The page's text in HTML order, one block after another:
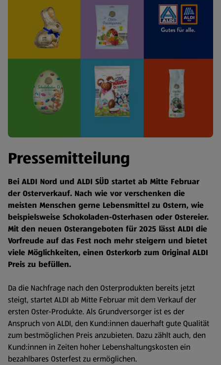
Pressemitteilung
Bei ALDI Nord und ALDI SÜD startet ab Mitte Februar
der Osterverkauf. Nach wie vor verschenken die
meisten Menschen gerne Lebensmittel zu Ostern, wie
beispielsweise Schokoladen-Osterhasen oder Ostereier.
Mit den neuen Osterangeboten für 2025 lässt ALDI die
Vorfreude auf das Fest noch mehr steigern und bietet
viele Möglichkeiten, einen Osterkorb zum Original ALDI
Preis zu befüllen.
Da die Nachfrage nach den Osterprodukten bereits jetzt
steigt, startet ALDI ab Mitte Februar mit dem Verkauf der
ersten Oster-Produkte. Als Grundversorger ist es der
Anspruch von ALDI, den Kund:innen dauerhaft gute Qualität
zum bestmöglichen Preis anzubieten. Dazu zählt auch, den
Kund:innen in Zeiten hoher Lebenshaltungskosten ein
bezahlbares Osterfest zu ermöglichen.